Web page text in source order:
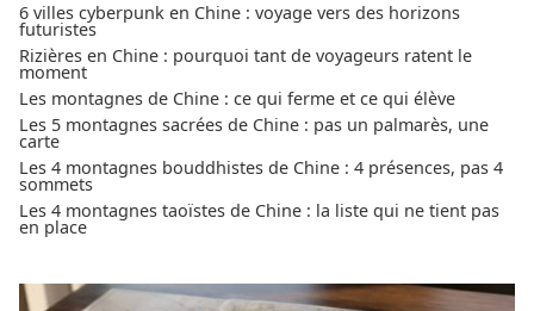
6 villes cyberpunk en Chine : voyage vers des horizons
futuristes
Rizières en Chine : pourquoi tant de voyageurs ratent le
moment
Les montagnes de Chine : ce qui ferme et ce qui élève
Les 5 montagnes sacrées de Chine : pas un palmarès, une
carte
Les 4 montagnes bouddhistes de Chine : 4 présences, pas 4
sommets
Les 4 montagnes taoïstes de Chine : la liste qui ne tient pas
en place